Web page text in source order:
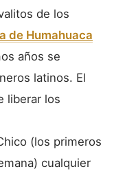
de los
de Humahuaca
años se
latinos. El
liberar los
(los primeros
cualquier